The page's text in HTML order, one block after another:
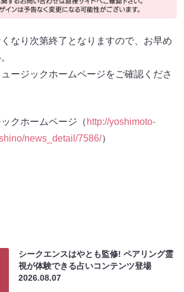
なり次第終了となりますので、お早め
ージックホームページをご確認くださ
クホームページ（ http://yoshimoto-
news_detail/7586/）
シークエンスはやとも監修! ペアリング霊
視が体験できる占いコンテンツ登場
2026.08.07